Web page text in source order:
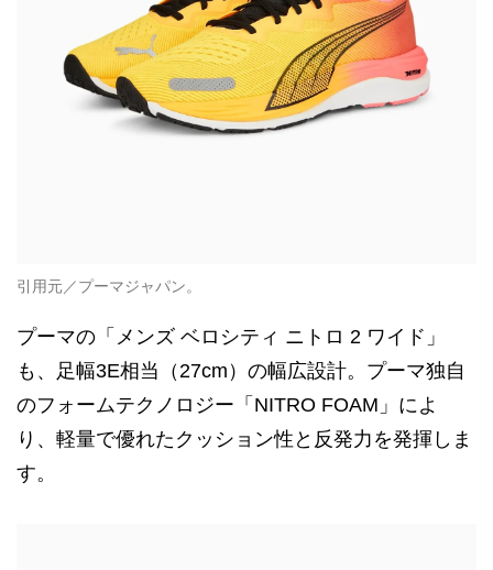
引用元／プーマジャパン。
プーマの「メンズ ベロシティ ニトロ 2 ワイド」
も、足幅3E相当（27cm）の幅広設計。プーマ独自
のフォームテクノロジー「NITRO FOAM」によ
り、軽量で優れたクッション性と反発力を発揮しま
す。